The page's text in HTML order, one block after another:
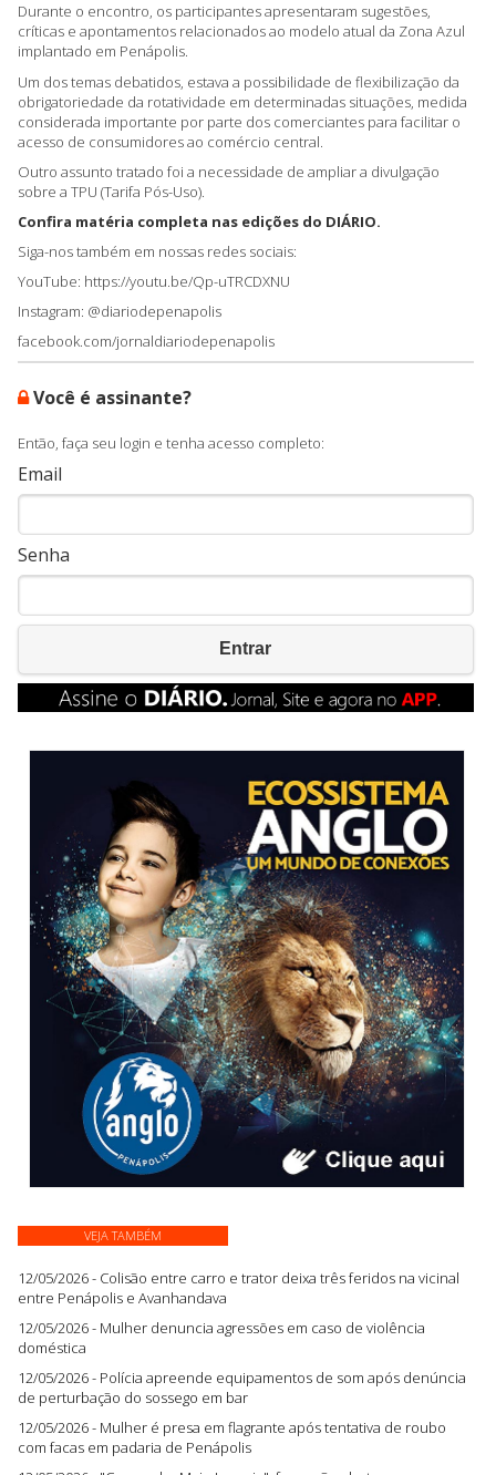
Durante o encontro, os participantes apresentaram sugestões,
críticas e apontamentos relacionados ao modelo atual da Zona Azul
implantado em Penápolis.
Um dos temas debatidos, estava a possibilidade de flexibilização da
obrigatoriedade da rotatividade em determinadas situações, medida
considerada importante por parte dos comerciantes para facilitar o
acesso de consumidores ao comércio central.
Outro assunto tratado foi a necessidade de ampliar a divulgação
sobre a TPU (Tarifa Pós-Uso).
Confira matéria completa nas edições do DIÁRIO.
Siga-nos também em nossas redes sociais:
YouTube: https://youtu.be/Qp-uTRCDXNU
Instagram: @diariodepenapolis
facebook.com/jornaldiariodepenapolis
Você é assinante?
Então, faça seu login e tenha acesso completo:
Email
Senha
Entrar
VEJA TAMBÉM
12/05/2026 - Colisão entre carro e trator deixa três feridos na vicinal
entre Penápolis e Avanhandava
12/05/2026 - Mulher denuncia agressões em caso de violência
doméstica
12/05/2026 - Polícia apreende equipamentos de som após denúncia
de perturbação do sossego em bar
12/05/2026 - Mulher é presa em flagrante após tentativa de roubo
com facas em padaria de Penápolis